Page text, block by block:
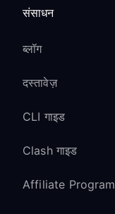
संसाधन
ब्लॉग
दस्तावेज़
CLI गाइड
Clash गाइड
Affiliate Program